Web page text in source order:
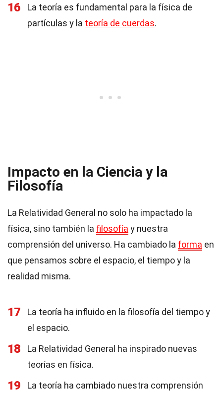
16
La teoría es fundamental para la física de
partículas y la teoría de cuerdas.
Impacto en la Ciencia y la
Filosofía
La Relatividad General no solo ha impactado la
física, sino también la filosofía y nuestra
comprensión del universo. Ha cambiado la forma en
que pensamos sobre el espacio, el tiempo y la
realidad misma.
17
La teoría ha influido en la filosofía del tiempo y
el espacio.
18
La Relatividad General ha inspirado nuevas
teorías en física.
19
La teoría ha cambiado nuestra comprensión